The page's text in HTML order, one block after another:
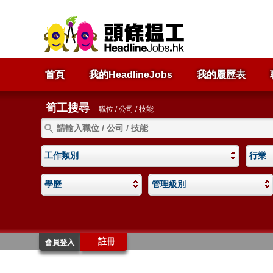
首頁 我的HeadlineJobs 我的履歷表
筍工搜尋 職位 / 公司 / 技能
工作類別 行業
學歷 管理級別
會員登入 註冊